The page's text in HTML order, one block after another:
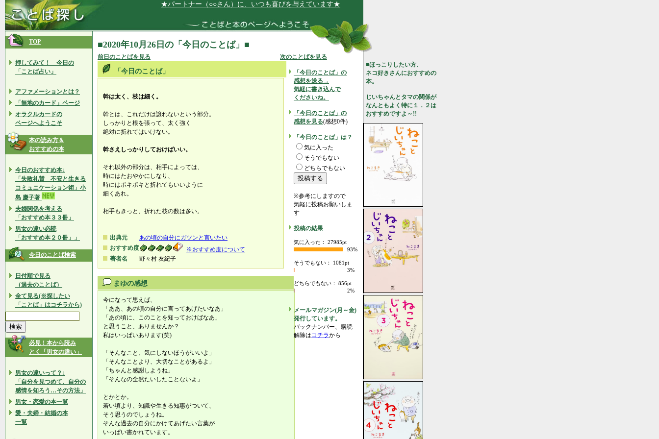
★パートナー（○○さん）に、いつも喜びを与えています★
TOP
押してみて！ 今日の
「ことば占い」
アファメーションとは？
「無地のカード」ページ
オラクルカードの
ページへようこそ
本の読み方＆
おすすめの本
今日のおすすめ本↓
「失敗礼賛 不安と生きる
コミュニケーション術」小
島 慶子著
夫婦関係を考える
「おすすめ本３３冊」
男女の違い必読
「おすすめ本２０冊」」
今日のことば検索
日付順で見る
（過去のことば）
全て見る(※探したい
「ことば」はコチラから)
必見！本から読み
とく「男女の違い」
男女の違いって？↓
「自分を見つめて、自分の
感情を知ろう…その方法」
男女・恋愛の本一覧
愛・夫婦・結婚の本
一覧
■2020年10月26日の「今日のことば」■
前日のことばを見る 次のことばを見る
「今日のことば」
幹は太く、枝は細く。
幹とは、これだけは譲れないという部分。
しっかりと根を張って、太く強く
絶対に折れてはいけない。
幹さえしっかりしておけばいい。
それ以外の部分は、相手によっては、
時にはたおやかにしなり、
時にはポキポキと折れてもいいように
細くあれ。
相手もきっと、折れた枝の数は多い。
出典元
あの頃の自分にガツンと言いたい
おすすめ度
※おすすめ度について
著者名
野々村 友紀子
まゆの感想
今になって思えば、
「ああ、あの頃の自分に言ってあげたいなあ」
「あの頃に、このことを知っておけばなあ」
と思うこと、ありませんか？
私はいっぱいあります(笑)
「そんなこと、気にしないほうがいいよ」
「そんなことより、大切なことがあるよ」
「ちゃんと感謝しようね」
「そんなの全然たいしたことないよ」
とかとか。
若い頃より、知識や生きる知惠がついて、
そう思うのでしょうね。
そんな過去の自分にかけてあげたい言葉が
いっぱい書かれています。
「今日のことば」の
感想を送る→
気軽に書き込んで
くださいね。
「今日のことば」の
感想を見る(感想0件)
「今日のことば」は？
気に入った
そうでもない
どちらでもない
※参考にしますので
気軽に投稿お願いしま
す
投稿の結果
気に入った： 27985pt
93%
そうでもない： 1081pt
3%
どちらでもない： 856pt
2%
メールマガジン(月～金)
発行しています。
バックナンバー、購読
解除はコチラから
■ほっこりしたい方、
ネコ好きさんにおすすめの
本。
じいちゃんとタマの関係が
なんともよく特に１．２は
おすすめですよ～!!